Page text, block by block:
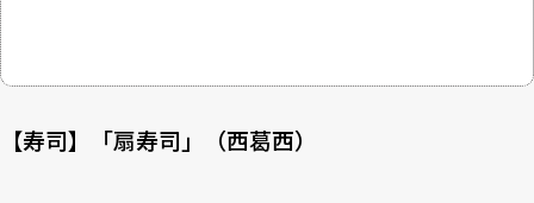
【寿司】「扇寿司」（西葛西）